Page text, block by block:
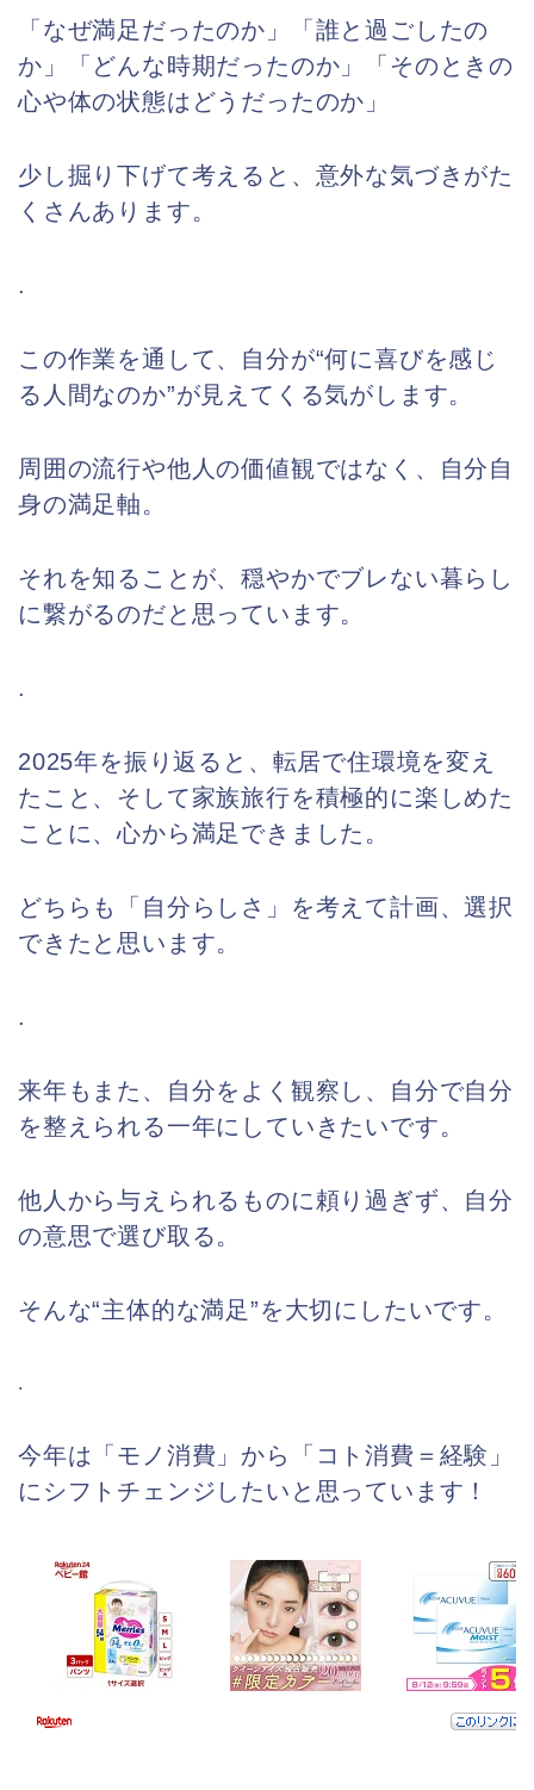
「なぜ満足だったのか」「誰と過ごしたの
か」「どんな時期だったのか」「そのときの
心や体の状態はどうだったのか」
少し掘り下げて考えると、意外な気づきがた
くさんあります。
.
この作業を通して、自分が“何に喜びを感じ
る人間なのか”が見えてくる気がします。
周囲の流行や他人の価値観ではなく、自分自
身の満足軸。
それを知ることが、穏やかでブレない暮らし
に繋がるのだと思っています。
.
2025年を振り返ると、転居で住環境を変え
たこと、そして家族旅行を積極的に楽しめた
ことに、心から満足できました。
どちらも「自分らしさ」を考えて計画、選択
できたと思います。
.
来年もまた、自分をよく観察し、自分で自分
を整えられる一年にしていきたいです。
他人から与えられるものに頼り過ぎず、自分
の意思で選び取る。
そんな“主体的な満足”を大切にしたいです。
.
今年は「モノ消費」から「コト消費＝経験」
にシフトチェンジしたいと思っています！